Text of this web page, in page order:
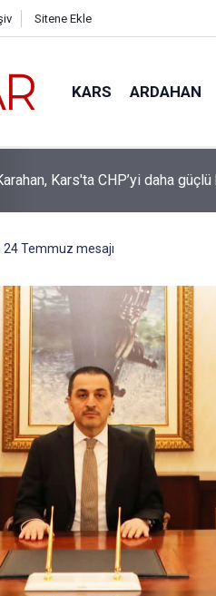
Sitene Ekle
KARS ARDAHAN
YENİ Parti’nin kurucu
24 Temmuz mesajı